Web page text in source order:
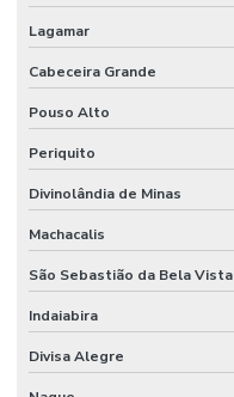
Lagamar
Cabeceira Grande
Pouso Alto
Periquito
Divinolândia de Minas
Machacalis
São Sebastião da Bela Vista
Indaiabira
Divisa Alegre